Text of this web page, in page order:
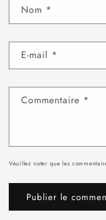
Nom *
E-mail *
Commentaire *
Veuillez noter que les